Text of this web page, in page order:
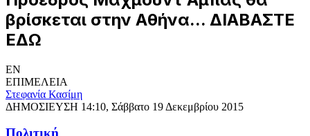
βρίσκεται στην Αθήνα... ΔΙΑΒΑΣΤΕ
ΕΔΩ
EN
ΕΠΙΜΕΛΕΙΑ
Στεφανία Κασίμη
ΔΗΜΟΣΙΕΥΣΗ 14:10, Σάββατο 19 Δεκεμβρίου 2015